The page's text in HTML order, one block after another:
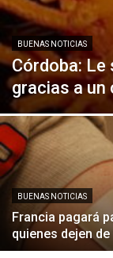
BUENAS NOTICIAS
Córdoba: Le
gracias a un
BUENAS NOTICIAS
Francia pagará
quienes dejen